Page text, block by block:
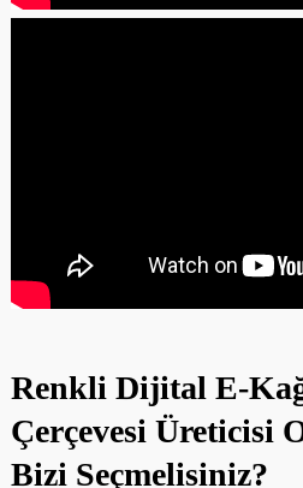
Renkli Dijital E-
Çerçevesi Üreticisi
Bizi Seçmelisiniz?